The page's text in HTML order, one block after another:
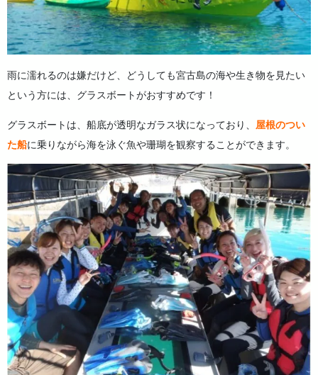
雨に濡れるのは嫌だけど、どうしても宮古島の海や生き物を見たい
という方には、グラスボートがおすすめです！
グラスボートは、船底が透明なガラス状になっており、 屋根のつい
た船に乗りながら海を泳ぐ魚や珊瑚を観察することができます。